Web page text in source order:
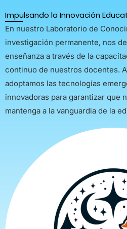
Impulsando la Innovación
En nuestro Laboratorio de
investigación permanente, nos
enseñanza a través de la
continuo de nuestros docentes.
adoptamos las tecnologías
innovadoras para garantizar que
mantenga a la vanguardia de la